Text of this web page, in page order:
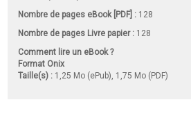
Nombre de pages eBook [PDF] : 128
Nombre de pages Livre papier: 128
Comment lire un eBook ?
Format Onix
Taille(s) : 1,25 Mo (ePub), 1,75 Mo (PDF)